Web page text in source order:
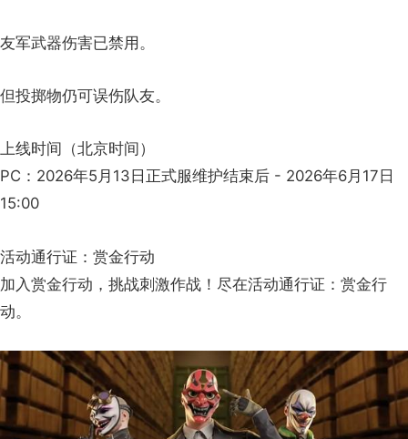
友军武器伤害已禁用。
但投掷物仍可误伤队友。
上线时间（北京时间）
PC：2026年5月13日正式服维护结束后 - 2026年6月17日
15:00
活动通行证：赏金行动
加入赏金行动，挑战刺激作战！尽在活动通行证：赏金行
动。